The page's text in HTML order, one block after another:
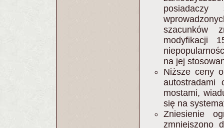
szacunków
modyfikacji
na jej
Niższe ceny
autostradami
mostami,
się na
Zniesienie
zmniejszono